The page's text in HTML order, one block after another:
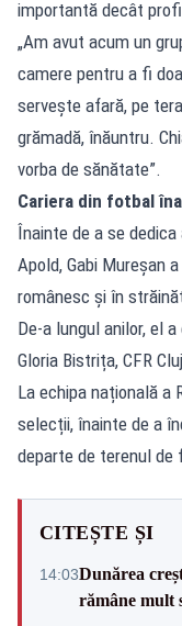
importantă decât
„Am avut acum un
camere pentru a fi
servește afară, pe
grămadă, înăuntru.
vorba de sănătate”.
Cariera din fotbal
Înainte de a se
Apold, Gabi Mureșan
românesc și în
De-a lungul anilor, el
Gloria Bistrița, CFR
La echipa națională a
selecții, înainte de a
departe de terenul de
CITEȘTE ȘI
14:03Dunărea
rămâne mult